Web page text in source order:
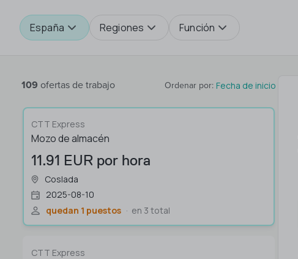
España Regiones Función
109 ofertas de trabajo Ordenar por: Fecha de inicio
CTT Express
Mozo de almacén
11.91 EUR por hora
Coslada
2025-08-10
quedan 1 puestos
en 3 total
CTT Express